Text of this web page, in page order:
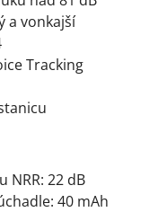
a vonkajší
Tracking
NRR: 22 dB
40 mAh